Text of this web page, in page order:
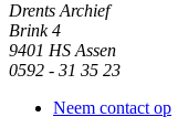
Drents Archief
Brink 4
9401 HS Assen
0592 - 31 35 23
Neem contact op